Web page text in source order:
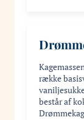
række
består af